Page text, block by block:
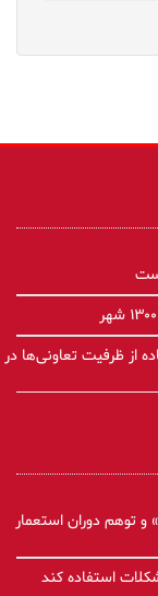
از ظرفیت تعاونی‌ها در
و توهم دوران استعمار
استفاده کند